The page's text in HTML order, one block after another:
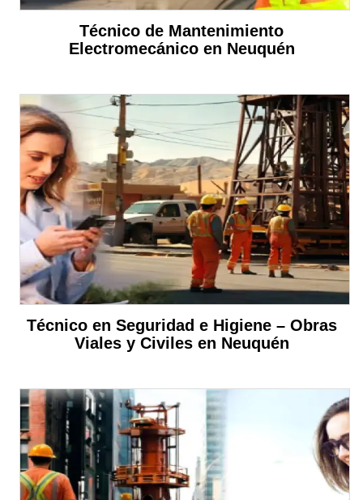
Técnico de Mantenimiento
Electromecánico en Neuquén
Técnico en Seguridad e Higiene – Obras
Viales y Civiles en Neuquén